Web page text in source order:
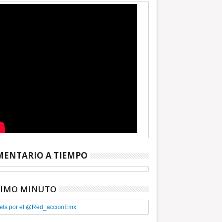
A TIEMPO
MINUTO
por el @Red_accionEmx.